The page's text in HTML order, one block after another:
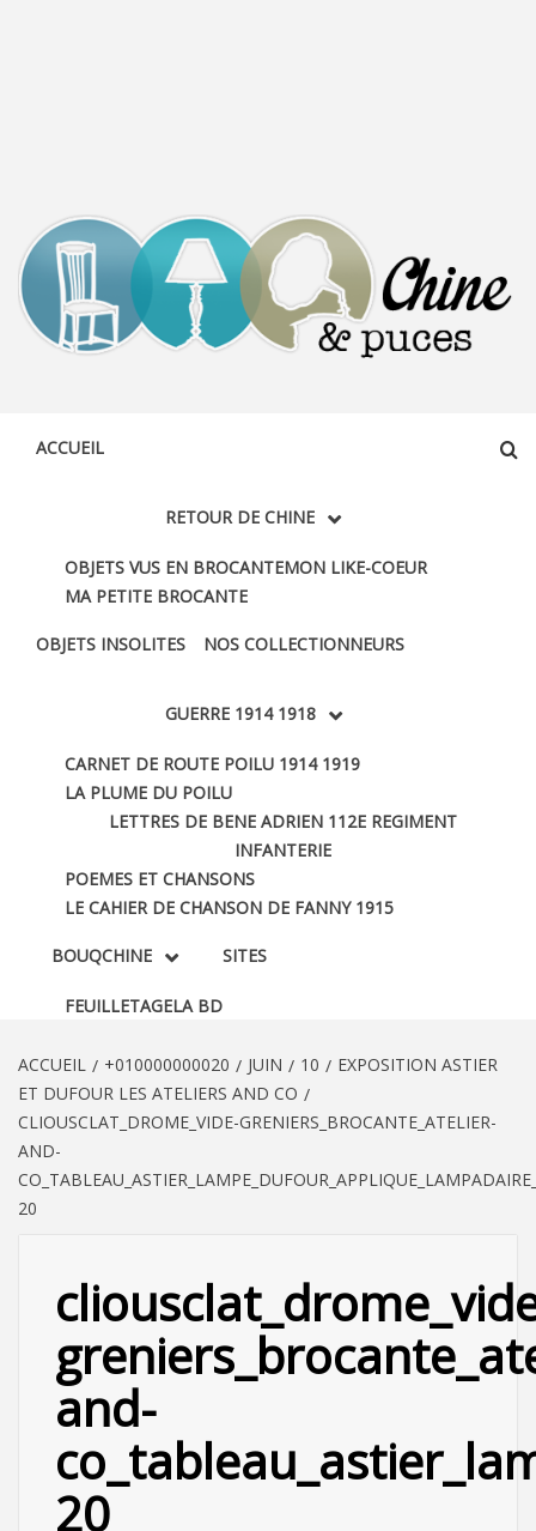
ACCUEIL
RETOUR DE CHINE
OBJETS VUS EN BROCANTEMON LIKE-COEUR
MA PETITE BROCANTE
OBJETS INSOLITES NOS COLLECTIONNEURS
GUERRE 1914 1918
CARNET DE ROUTE POILU 1914 1919
LA PLUME DU POILU
LETTRES DE BENE ADRIEN 112E REGIMENT
INFANTERIE
POEMES ET CHANSONS
LE CAHIER DE CHANSON DE FANNY 1915
BOUQCHINE
FEUILLETAGELA BD
SITES
ACCUEIL +010000000020 JUIN 10
EXPOSITION ASTIER
ET DUFOUR LES ATELIERS AND CO
CLIOUSCLAT_DROME_VIDE-GRENIERS_BROCANTE_ATELIER-
AND-
20
and-
20